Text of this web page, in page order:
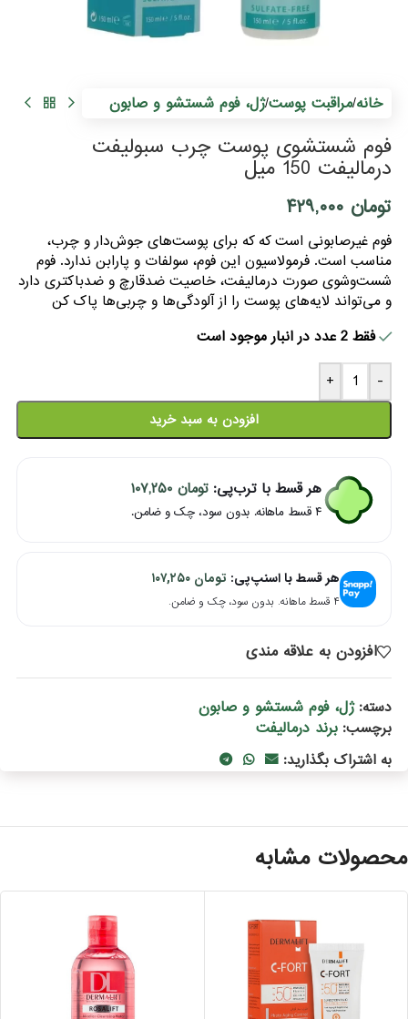
خانه/مراقبت پوست/ژل، فوم شستشو و صابون
فوم شستشوی پوست چرب سبولیفت
درمالیفت 150 میل
تومان
فوم غیرصابونی است که که برای پوست‌های جوش‌دار و چرب،
مناسب است. فرمولاسیون این فوم، سولفات و پارابن ندارد. فوم
شست‌وشوی صورت درمالیفت، خاصیت ضدقارچ و ضدباکتری دارد
و می‌تواند لایه‌های پوست را از آلودگی‌ها و چربی‌ها پاک کن
فقط 2 عدد در انبار موجود است
-
+
افزودن به سبد خرید
هر قسط با ترب‌پی: تومان
۴ قسط ماهانه. بدون سود، چک و ضامن.
هر قسط با اسنپ‌پی: تومان
۴ قسط ماهانه. بدون سود، چک و ضامن.
افزودن به علاقه مندی
دسته: ژل، فوم شستشو و صابون
برچسب: برند درمالیفت
به اشتراک بگذارید:
محصولات مشابه